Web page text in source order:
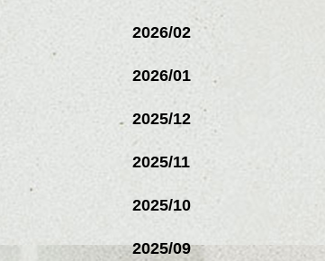
2026/02
2026/01
2025/12
2025/11
2025/10
2025/09